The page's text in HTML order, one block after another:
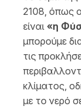
2108, όπως
είναι «η
μπορούμε
τις
κλίματος,
με το νερό